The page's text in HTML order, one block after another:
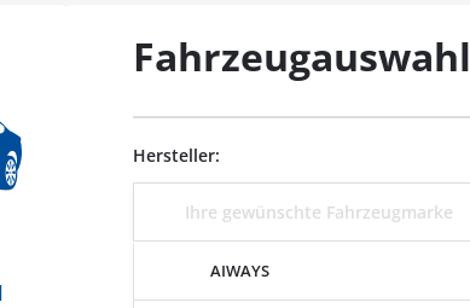
Fahrzeugauswahl
Hersteller:
AIWAYS